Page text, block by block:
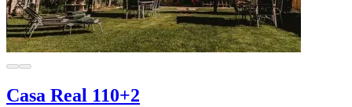
Casa Real 110+2